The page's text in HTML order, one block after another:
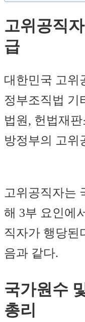
고위공직
급
대한민국 고위
정부조직법 기
법원, 헌법재
방정부의 고위
고위공직자는
해 3부 요인에
직자가 행당된
음과 같다.
국가원수
총리